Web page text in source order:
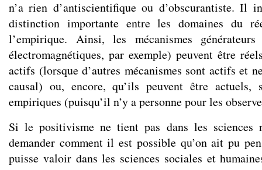
n’a rien d’antiscientifique ou d’obscurantiste. Il
distinction importante entre les domaines du
l’empirique. Ainsi, les mécanismes
électromagnétiques, par exemple) peuvent être
actifs (lorsque d’autres mécanismes sont actifs et
causal) ou, encore, qu’ils peuvent être actuels,
empiriques (puisqu’il n’y a personne pour les
Si le positivisme ne tient pas dans les sciences
demander comment il est possible qu’on ait pu
puisse valoir dans les sciences sociales et